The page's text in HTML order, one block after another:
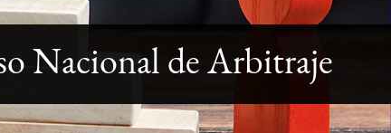
Nacional de Arbitraje